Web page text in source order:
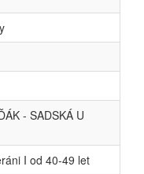
- SADSKÁ U
I od 40-49 let